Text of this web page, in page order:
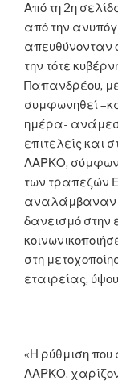
Από τη 2η
από την
απευθύνονταν
την τότε
Παπανδρέου,
συμφωνηθεί
ημέρα-
επιτελείς και
ΛΑΡΚΟ,
των τραπεζών
αναλάμβαναν
δανεισμό στην
στη
εταιρείας,
«Η ρύθμιση
ΛΑΡΚΟ,